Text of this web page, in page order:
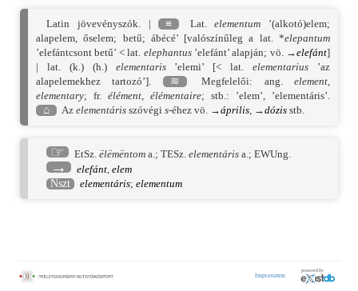
Latin jövevényszók. | ≡ Lat.elementum ’(alkotó)elem;
alapelem, őselem; betű; ábécé’ [valószínűleg a lat. *elepantum
’elefántcsont betű’ < lat. elephantus’elefánt’ alapján; vö. →elefánt]
| lat. (k.) (h.) elementaris’elemi’ [< lat.elementarius ’az
alapelemekhez tartozó’].
≋ Megfelelői: ang.element,
elementary; fr. élément, élémentaire; stb.: ’elem’, ’elementáris’.
⌂
Az elementáris szóvégi s-éhez vö. →április, →dózis stb.
☞ EtSz. ëlëmëntom a.;TESz. elementáris a.;EWUng.
→ elefánt,elem
Nszt
elementáris;elementum